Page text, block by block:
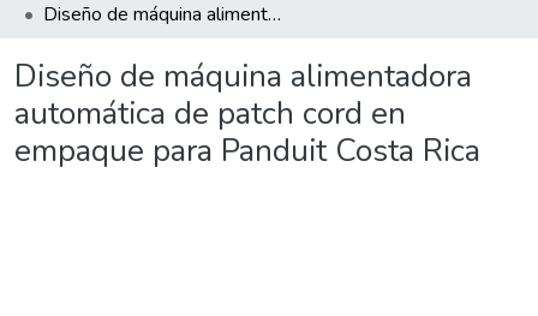
Diseño de máquina alimentadora automática de patch cord en empaque para Panduit Costa Rica
Diseño de máquina alimentadora
automática de patch cord en
empaque para Panduit Costa Rica